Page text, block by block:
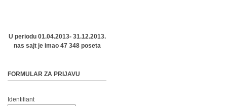
U periodu 01.04.2013- 31.12.2013.
nas sajt je imao 47 348 poseta
FORMULAR ZA PRIJAVU
Identifiant